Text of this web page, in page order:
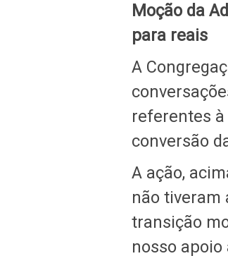
Moção da
para reais
A
referentes à
conversão
A ação,
não tiveram
transição
nosso